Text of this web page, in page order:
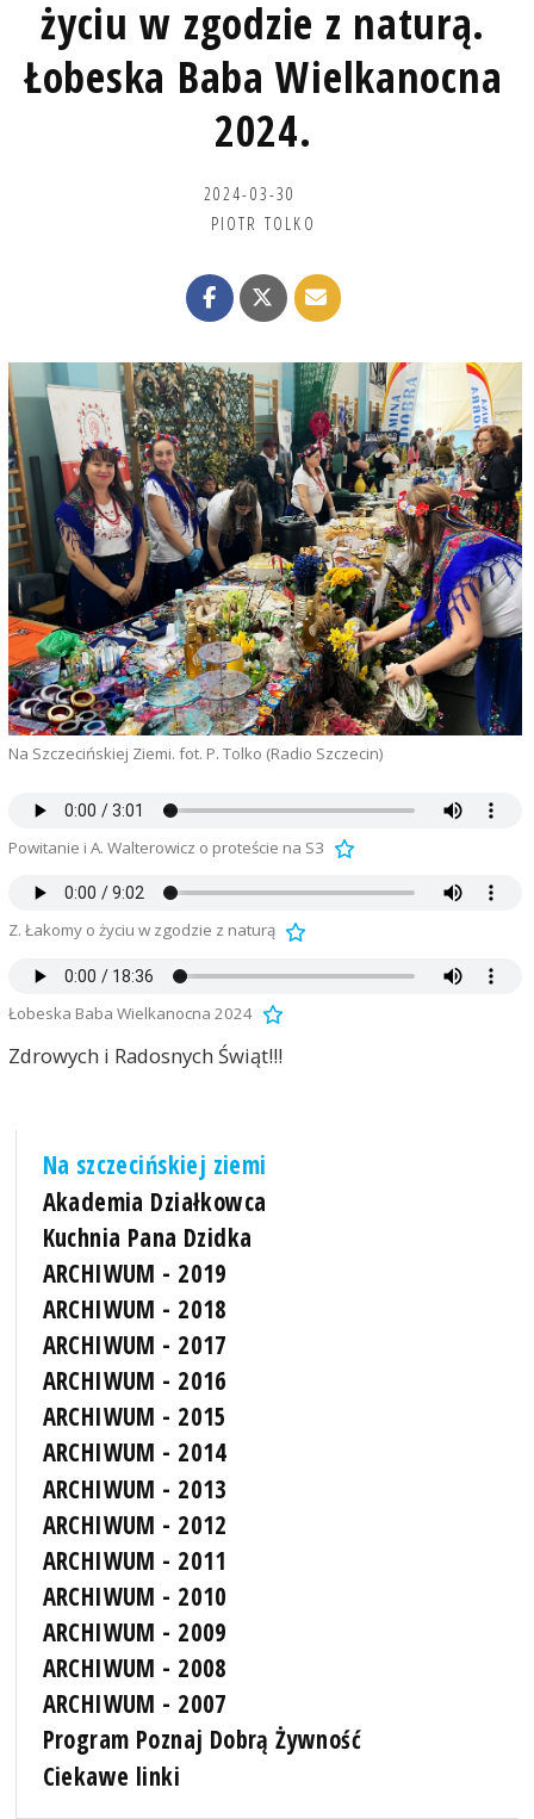
życiu w zgodzie z naturą.
Łobeska Baba Wielkanocna
2024.
2024-03-30
PIOTR TOLKO
Na Szczecińskiej Ziemi. fot. P. Tolko (Radio Szczecin)
Powitanie i A. Walterowicz o proteście na S3
Z. Łakomy o życiu w zgodzie z naturą
Łobeska Baba Wielkanocna 2024
Zdrowych i Radosnych Świąt!!!
Na szczecińskiej ziemi
Akademia Działkowca
Kuchnia Pana Dzidka
ARCHIWUM - 2019
ARCHIWUM - 2018
ARCHIWUM - 2017
ARCHIWUM - 2016
ARCHIWUM - 2015
ARCHIWUM - 2014
ARCHIWUM - 2013
ARCHIWUM - 2012
ARCHIWUM - 2011
ARCHIWUM - 2010
ARCHIWUM - 2009
ARCHIWUM - 2008
ARCHIWUM - 2007
Program Poznaj Dobrą Żywność
Ciekawe linki